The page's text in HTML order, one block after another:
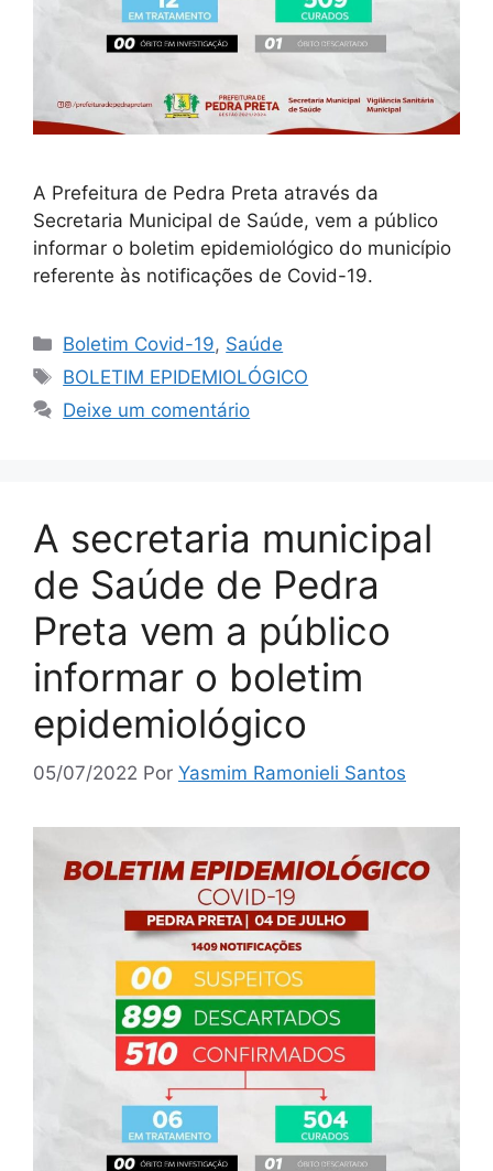
A Prefeitura de Pedra Preta através da
Secretaria Municipal de Saúde, vem a público
informar o boletim epidemiológico do município
referente às notificações de Covid-19.
Boletim Covid-19, Saúde
BOLETIM EPIDEMIOLÓGICO
Deixe um comentário
A secretaria municipal
de Saúde de Pedra
Preta vem a público
informar o boletim
epidemiológico
05/07/2022 Por Yasmim Ramonieli Santos